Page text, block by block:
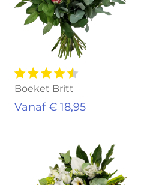
Boeket Britt
Vanaf € 18,95